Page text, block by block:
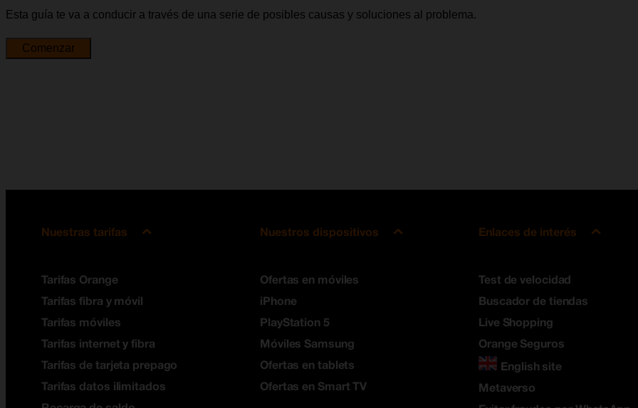
Esta guía te va a conducir a través de una serie de posibles causas y soluciones al problema.
Comenzar
Nuestras tarifas
Tarifas Orange
Tarifas fibra y móvil
Tarifas móviles
Tarifas internet y fibra
Tarifas de tarjeta prepago
Tarifas datos ilimitados
Nuestros dispositivos
Ofertas en móviles
iPhone
PlayStation 5
Móviles Samsung
Ofertas en tablets
Ofertas en Smart TV
Enlaces de interés
Test de velocidad
Buscador de tiendas
Live Shopping
Orange Seguros
English site
Metaverso